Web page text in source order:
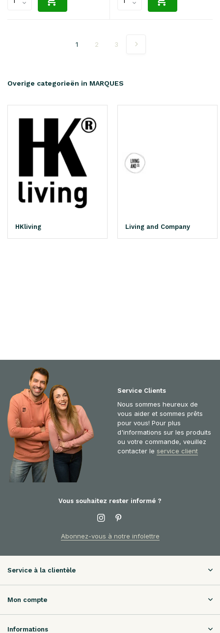
1 2 3
Overige categorieën in MARQUES
HKliving Living and Company
Service Clients
Nous sommes heureux de
vous aider et sommes prêts
pour vous! Pour plus
d'informations sur les produits
ou votre commande, veuillez
contacter le service client
Vous souhaitez rester informé ?
Abonnez-vous à notre infolettre
Service à la clientèle
Mon compte
Informations